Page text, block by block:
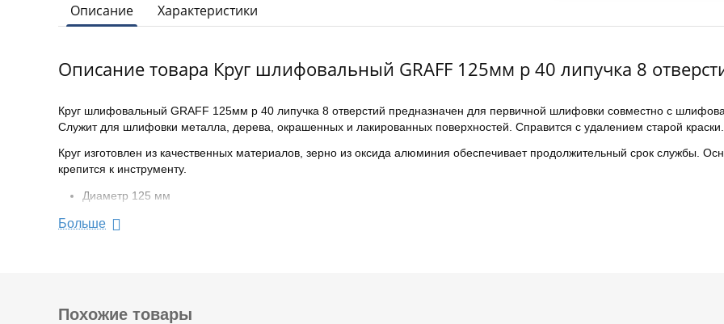
Описание Характеристики
Описание товара Круг шлифовальный GRAFF 125мм р 40 липучка 8
Круг шлифовальный GRAFF 125мм р 40 липучка 8 отверстий предназначен для первичной шлифовки совместно с
Служит для шлифовки металла, дерева, окрашенных и лакированных поверхностей. Справится с удалением старой краски.
Круг изготовлен из качественных материалов, зерно из оксида алюминия обеспечивает продолжительный срок службы.
крепится к инструменту.
Диаметр 125 мм
Назначение: по дереву/металлу
Больше
Похожие товары